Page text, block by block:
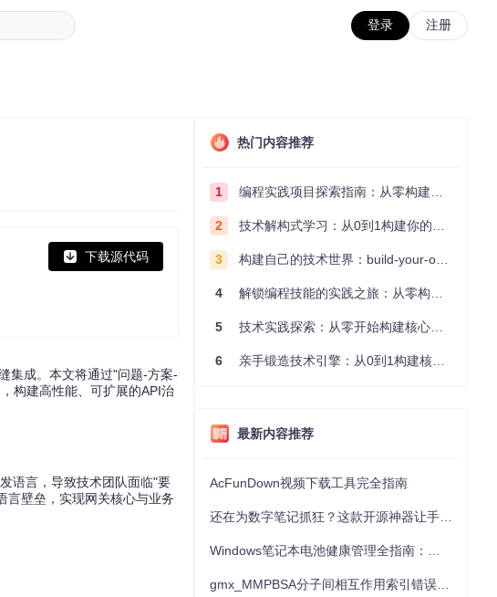
登录 注册
下载源代码
集成。本文将通过"问题-方案-
构建高性能、可扩展的API治
语言，导致技术团队面临"要
言壁垒，实现网关核心与业务
热门内容推荐
1 编程实践项目探索指南：从零构建技术能力体系
2 技术解构式学习：从0到1构建你的编程知识体系
3 构建自己的技术世界：build-your-own-x项目的实践探索指南
4 解锁编程技能的实践之旅：从零构建你的技术世界
5 技术实践探索：从零开始构建核心系统的实践指南
6 亲手锻造技术引擎：从0到1构建核心系统的实践指南
最新内容推荐
AcFunDown视频下载工具完全指南